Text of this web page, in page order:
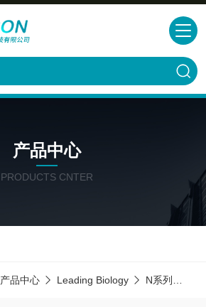
产品中心
PRODUCTS CNTER
产品中心 Leading Biology N系列